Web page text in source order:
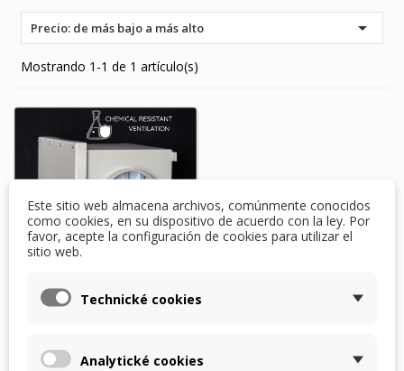
Precio: de más bajo a más alto 
Mostrando 1-1 de 1 artículo(s)
ResiX X-PP - Ø100–630
de...
Este sitio web almacena archivos, comúnmente conocidos
como cookies, en su dispositivo de acuerdo con la ley. Por
favor, acepte la configuración de cookies para utilizar el
sitio web.
Technické cookies
Analytické cookies